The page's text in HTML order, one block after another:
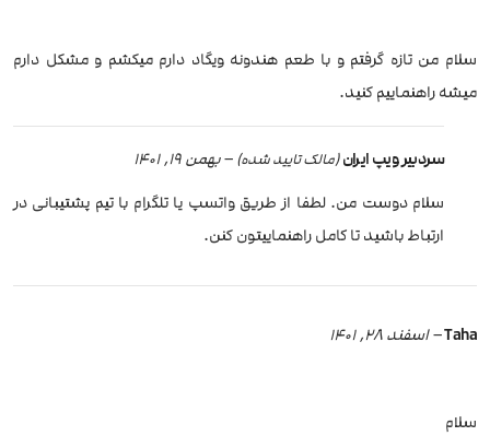
سلام من تازه گرفتم و با طعم هندونه ویگاد دارم میکشم و مشکل دارم
میشه راهنماییم کنید.
سردبیر ویپ ایران(مالک تایید شده) – بهمن 19, 1401
سلام دوست من. لطفا از طریق واتسپ یا تلگرام با تیم پشتیبانی در
ارتباط باشید تا کامل راهنماییتون کنن.
Taha
– اسفند 28, 1401
سلام